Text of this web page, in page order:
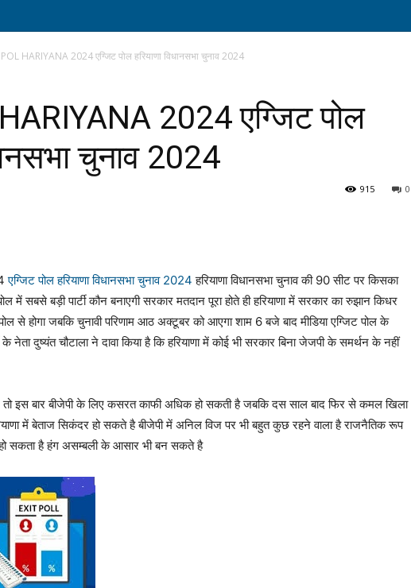
HARIYANA 2024 एग्जिट पोल हरियाणा विधानसभा चुनाव 2024
2024 एग्जिट पोल
चुनाव 2024
0
915
एग्जिट पोल हरियाणा विधानसभा चुनाव 2024 हरियाणा विधानसभा चुनाव की 90 सीट पर किसका
में सबसे बड़ी पार्टी कौन बनाएगी सरकार मतदान पूरा होते ही हरियाणा में सरकार का रुझान किधर
से होगा जबकि चुनावी परिणाम आठ अक्टूबर को आएगा शाम 6 बजे बाद मीडिया एग्जिट पोल के
दुष्यंत चौटाला ने दावा किया है कि हरियाणा में कोई भी सरकार बिना जेजपी के समर्थन के नहीं
इस बार बीजेपी के लिए कसरत काफी अधिक हो सकती है जबकि दस साल बाद फिर से कमल खिला
में बेताज सिकंदर हो सकते है बीजेपी में अनिल विज पर भी बहुत कुछ रहने वाला है राजनैतिक रूप
हो सकता है हंग असम्बली के आसार भी बन सकते है